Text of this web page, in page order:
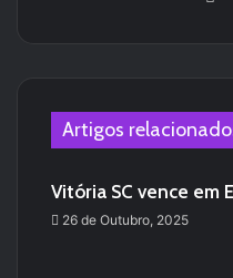
Artigos
Vitória SC vence em
26 de Outubro, 2025